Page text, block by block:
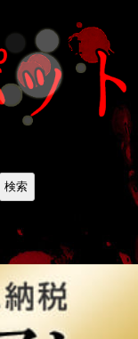
検索